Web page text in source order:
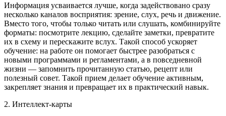
Информация усваивается лучше, когда задействовано сразу
несколько каналов восприятия: зрение, слух, речь и движение.
Вместо того, чтобы только читать или слушать, комбинируйте
форматы: посмотрите лекцию, сделайте заметки, превратите
их в схему и перескажите вслух. Такой способ ускоряет
обучение: на работе он помогает быстрее разобраться с
новыми программами и регламентами, а в повседневной
жизни — запомнить прочитанную статью, рецепт или
полезный совет. Такой прием делает обучение активным,
закрепляет знания и превращает их в практический навык.
2. Интеллект-карты